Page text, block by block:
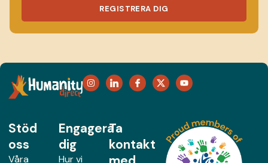
REGISTRERA DIG
Stöd
oss
Våra
Engagera
dig
Hur vi
Ta
kontakt